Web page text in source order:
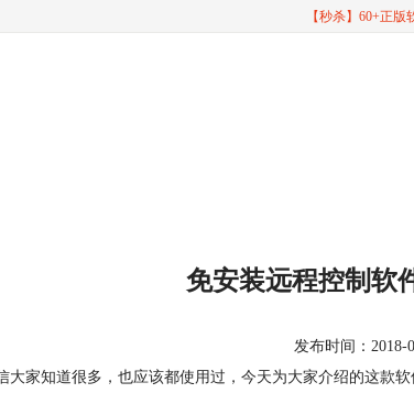
【秒杀】60+正版
免安装远程控制
发布时间：2018-
大家知道很多，也应该都使用过，今天为大家介绍的这款